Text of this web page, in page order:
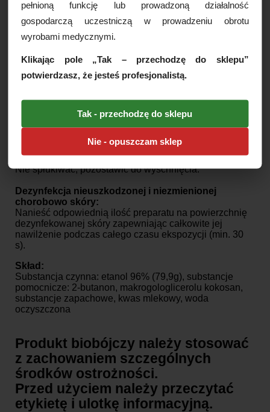
Sposób użycia:
Higieniczna dezynfekcja rąk – zgodnie z techniką
normy EN 1500:
Nanieść 3 ml preparatu w zagłębienie dłoni.
Wcierać w skórę rąk przez 30 sekund.
Nie spłukiwać, pozostawić do wyschnięcia.
Chirurgiczna dezynfekcja rąk i przedramion zgodnie
z techniką normy EN 12791:
Płyn należy aplikować na suche, czyste i zdrowe ręce.
Nanieść 5 ml preparatu w zagłębienie dłoni.
Wcierać w skórę rąk i przedramion przez co najmniej
1,5 minuty.
Nie spłukiwać, pozostawić do wyschnięcia.
Dezynfekcja nieuszkodzonej i niezmienionej
chorobowo skóry:
Nanieść odpowiednią ilość preparatu na powierzchnię
dezynfekowanej skóry zapewniając całkowite jej
nawilżenie podczas całego czasu ekspozycji (min. 30
s).
Skład:
Substancja czynna: etanol 96% (79,9g), substancje
pomocnicze: 2-butanon, makrogologlicerolu kokosan,
substancje zapachowe, kwas mlekowy, woda
oczyszczona
Produkt biobójczy należy stosować
z zachowaniem szczególnych
środków ostrożności.
Przed użyciem należy przeczytać
etykietę i ulotkę informacyjną.
pełnioną funkcję lub prowadzoną działalność
gospodarczą uczestniczą w prowadzeniu obrotu
wyrobami medycznymi.
Klikając pole „Tak – przechodzę do sklepu”
potwierdzasz, że jesteś profesjonalistą.
Tak - przechodzę do sklepu
Nie - opuszczam sklep